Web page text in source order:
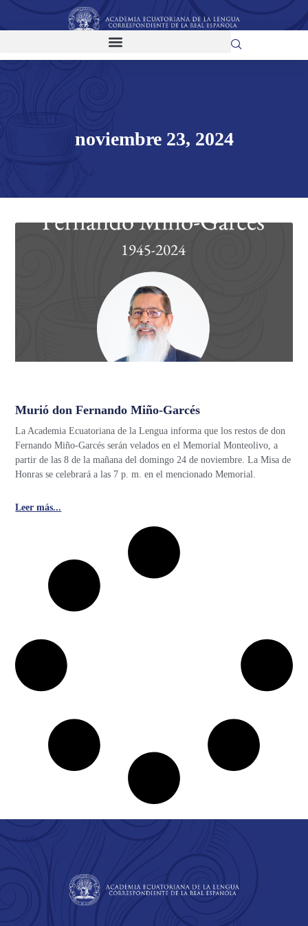
noviembre 23, 2024
Murió don Fernando Miño-Garcés
La Academia Ecuatoriana de la Lengua informa que los restos de don
Fernando Miño-Garcés serán velados en el Memorial Monteolivo, a
partir de las 8 de la mañana del domingo 24 de noviembre. La Misa de
Honras se celebrará a las 7 p. m. en el mencionado Memorial.
Leer más...